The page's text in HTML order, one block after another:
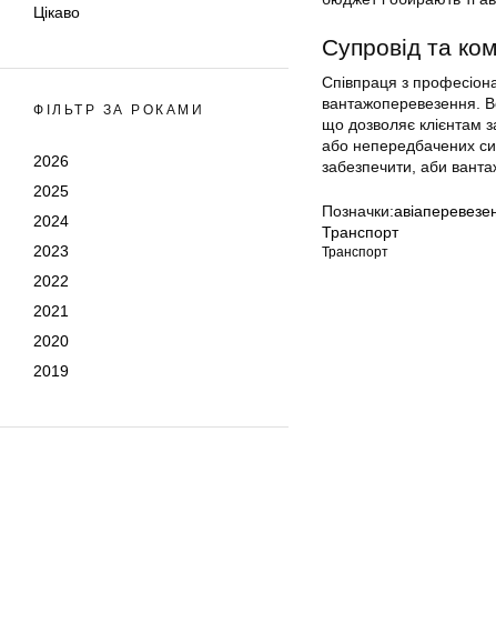
Цікаво
ФІЛЬТР ЗА РОКАМИ
2026
2025
2024
2023
2022
2021
2020
2019
Супровід та
Співпраця з
вантажоперевезення.
що дозволяє клієнтам
або непередбачених
забезпечити, аби
Позначки:
Транспорт
Транспорт